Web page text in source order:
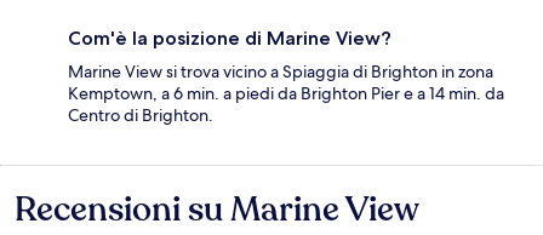
Com'è la posizione di Marine View?
Marine View si trova vicino a Spiaggia di Brighton in zona
Kemptown, a 6 min. a piedi da Brighton Pier e a 14 min. da
Centro di Brighton.
Recensioni
Recensioni su Marine View